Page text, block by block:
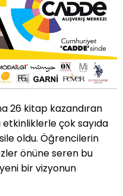
26 kitap kazandıran
etkinliklerle çok sayıda
oldu. Öğrencilerin
önüne seren bu
bir vizyonun